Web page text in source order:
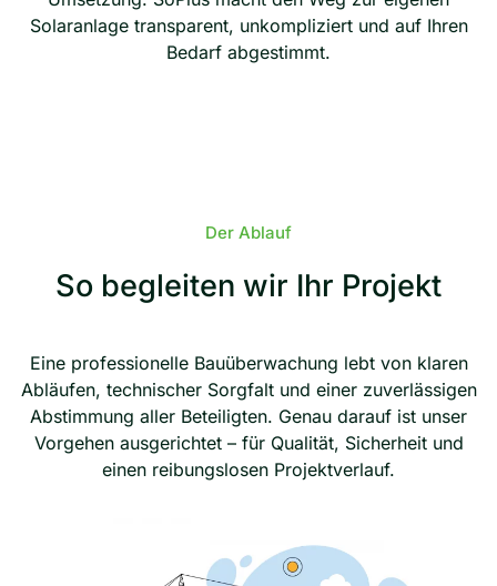
Solaranlage transparent, unkompliziert und auf Ihren
Bedarf abgestimmt.
Der Ablauf
So begleiten wir Ihr Projekt
Eine professionelle Bauüberwachung lebt von klaren
Abläufen, technischer Sorgfalt und einer zuverlässigen
Abstimmung aller Beteiligten. Genau darauf ist unser
Vorgehen ausgerichtet – für Qualität, Sicherheit und
einen reibungslosen Projektverlauf.